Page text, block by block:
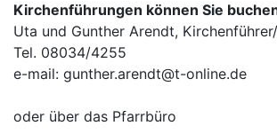
Kirchenführungen können Sie
Uta und Gunther Arendt,
Tel. 08034/4255
e-mail: gunther.arendt@t-online.de
oder über das Pfarrbüro